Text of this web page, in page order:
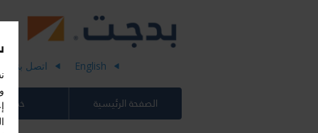
English اتصل بنا
الصفحة الرئيسية